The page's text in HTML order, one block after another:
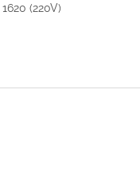
1620 (220V)